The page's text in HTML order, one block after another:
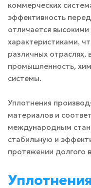
коммерческих
эффективность
отличается
характеристиками,
различных отраслях,
промышленность,
системы.
Уплотнения
материалов и
международным
стабильную и
протяжении долгого